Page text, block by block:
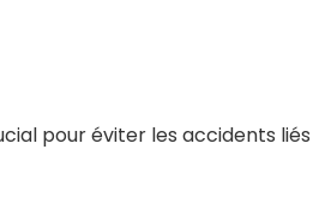
pour éviter les accidents liés